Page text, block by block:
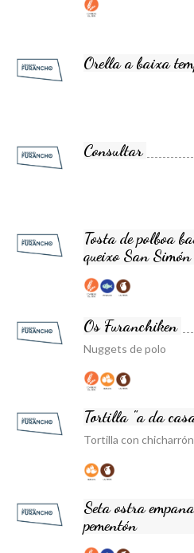
Orella a baixa
Consultar
Tosta de polboa
queixo San
Os Furanchiken
Nuggets de polo
Tortilla "a da
Tortilla con
Seta ostra
pementón